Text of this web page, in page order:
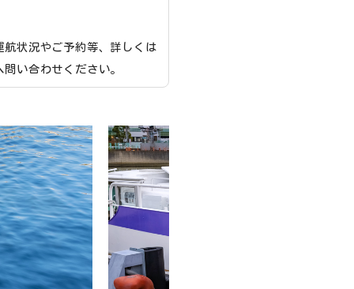
航状況やご予約等、詳しくは
問い合わせください。